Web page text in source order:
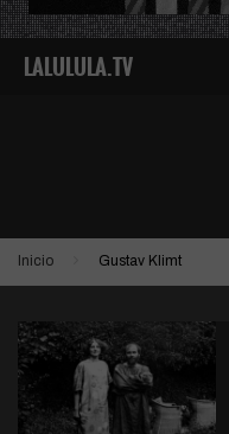
Inicio Gustav Klimt